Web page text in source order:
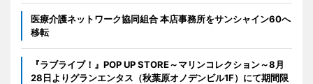
医療介護ネットワーク協同組合 本店事務所をサンシャイン60へ
移転
『ラブライブ！』POP UP STORE～マリンコレクション～8月
28日よりグランエンタス（秋葉原オノデンビル1F）にて期間限